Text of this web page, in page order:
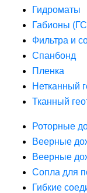
Гидроматы
Габионы
Фильтра и
Спанбонд
Пленка
Нетканный
Тканный
Роторные
Веерные
Веерные
Сопла для
Гибкие